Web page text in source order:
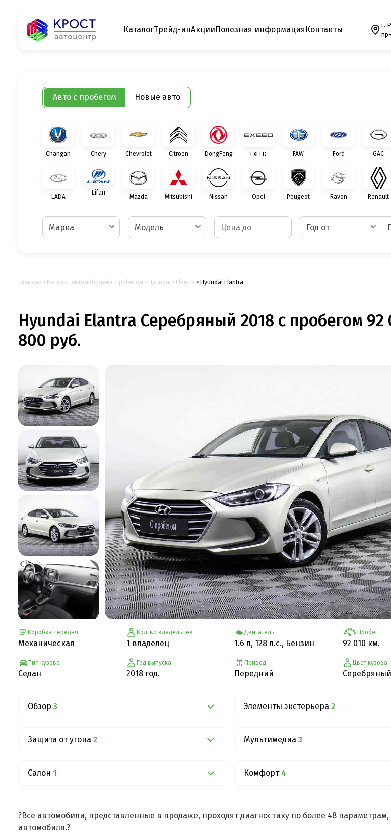
КаталогТрейд-инАкцииПолезная информация Контакты
г.
Авто с пробегом Новые авто
Changan Chery Chevrolet Citroen DongFeng EXEED FAW Ford GAC
LADA
Lifan
Mazda Mitsubishi Nissan Opel Peugeot Ravon Renault
Марка Модель Год от
Главная Каталог автомобилей с пробегом Hyundai Elantra Hyundai Elantra
Hyundai Elantra Серебряный 2018 с пробегом
800 руб.
Коробка передач
Механическая
Тип кузова
Седан
Кол-во владельцев
1 владелец
Год выпуска
2018 год.
Двигатель
1.6 л, 128 л.с., Бензин
Привод
Передний
Пробег
92 010 км.
Цвет кузова
Серебряный
Обзор 3 Элементы экстерьера 2
Защита от угона 2 Мультимедиа 3
Салон 1 Комфорт 4
?Все автомобили, представленные в продаже, проходят диагностику по более 48
автомобиля.?